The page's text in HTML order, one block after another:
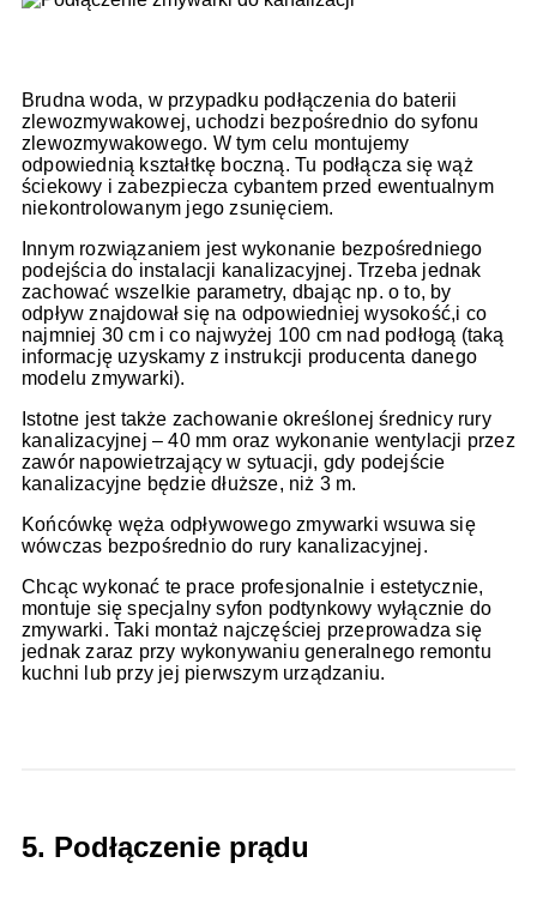
Brudna woda, w przypadku podłączenia do baterii
zlewozmywakowej, uchodzi bezpośrednio do syfonu
zlewozmywakowego. W tym celu montujemy
odpowiednią kształtkę boczną. Tu podłącza się wąż
ściekowy i zabezpiecza cybantem przed ewentualnym
niekontrolowanym jego zsunięciem.
Innym rozwiązaniem jest wykonanie bezpośredniego
podejścia do instalacji kanalizacyjnej. Trzeba jednak
zachować wszelkie parametry, dbając np. o to, by
odpływ znajdował się na odpowiedniej wysokość,i co
najmniej 30 cm i co najwyżej 100 cm nad podłogą (taką
informację uzyskamy z instrukcji producenta danego
modelu zmywarki).
Istotne jest także zachowanie określonej średnicy rury
kanalizacyjnej – 40 mm oraz wykonanie wentylacji przez
zawór napowietrzający w sytuacji, gdy podejście
kanalizacyjne będzie dłuższe, niż 3 m.
Końcówkę węża odpływowego zmywarki wsuwa się
wówczas bezpośrednio do rury kanalizacyjnej.
Chcąc wykonać te prace profesjonalnie i estetycznie,
montuje się specjalny syfon podtynkowy wyłącznie do
zmywarki. Taki montaż najczęściej przeprowadza się
jednak zaraz przy wykonywaniu generalnego remontu
kuchni lub przy jej pierwszym urządzaniu.
5. Podłączenie prądu